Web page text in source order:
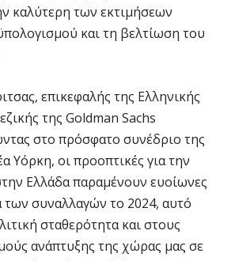
καλύτερη των εκτιμήσεων
και τη βελτίωση του
επικεφαλής της Ελληνικής
της Goldman Sachs
στο πρόσφατο συνέδριο της
Υόρκη, οι προοπτικές για την
Ελλάδα παραμένουν ευοίωνες
συναλλαγών το 2024, αυτό
σταθερότητα και στους
ανάπτυξης της χώρας μας σε